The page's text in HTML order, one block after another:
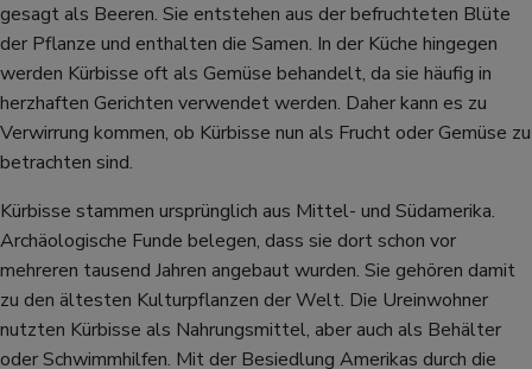
gesagt als Beeren. Sie entstehen aus der befruchteten Blüte
der Pflanze und enthalten die Samen. In der Küche hingegen
werden Kürbisse oft als Gemüse behandelt, da sie häufig in
herzhaften Gerichten verwendet werden. Daher kann es zu
Verwirrung kommen, ob Kürbisse nun als Frucht oder Gemüse zu
betrachten sind.
Kürbisse stammen ursprünglich aus Mittel- und Südamerika.
Archäologische Funde belegen, dass sie dort schon vor
mehreren tausend Jahren angebaut wurden. Sie gehören damit
zu den ältesten Kulturpflanzen der Welt. Die Ureinwohner
nutzten Kürbisse als Nahrungsmittel, aber auch als Behälter
oder Schwimmhilfen. Mit der Besiedlung Amerikas durch die